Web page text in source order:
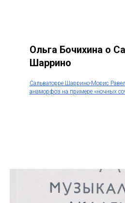
Ольга Бочихина о
Шаррино
Сальваторре Шаррино-Морис
анаморфоз на примере «ночных